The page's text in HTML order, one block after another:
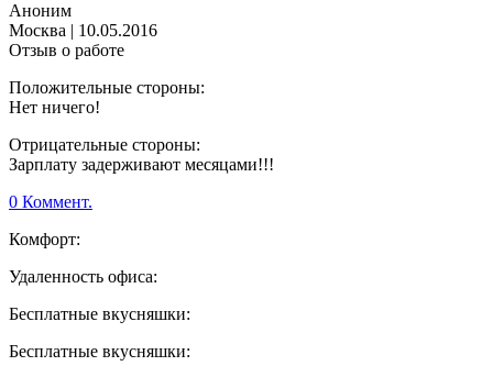
Аноним
Москва | 10.05.2016
Отзыв о работе
Положительные стороны:
Нет ничего!
Отрицательные стороны:
Зарплату задерживают месяцами!!!
0 Коммент.
Комфорт:
Удаленность офиса:
Бесплатные вкусняшки:
Бесплатные вкусняшки: